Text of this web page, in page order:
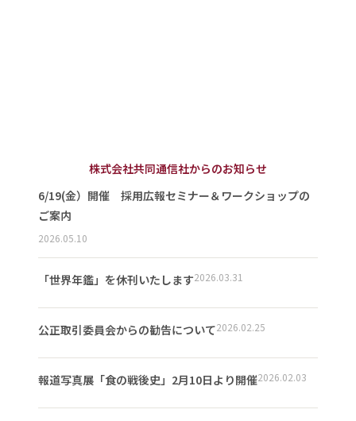
株式会社共同通信社からのお知らせ
6/19(金）開催 採用広報セミナー＆ワークショップの
ご案内
2026.05.10
「世界年鑑」を休刊いたします2026.03.31
公正取引委員会からの勧告について2026.02.25
報道写真展「食の戦後史」2月10日より開催2026.02.03